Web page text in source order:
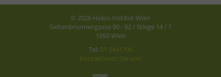
© 2026 Holos-Institut-Wien
Siebenbrunnengasse 90 - 92 / Stiege 14 / 1
1050 Wien
Tel: 01 5441706
Kontaktieren Sie uns!